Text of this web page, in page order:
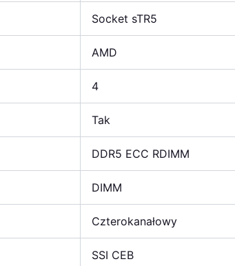
Socket sTR5
AMD
4
Tak
DDR5 ECC RDIMM
DIMM
Czterokanałowy
SSI CEB